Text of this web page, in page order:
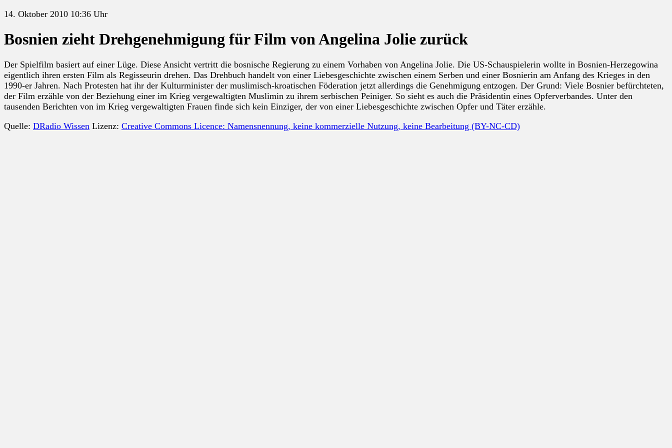
14. Oktober 2010 10:36 Uhr
Bosnien zieht Drehgenehmigung für Film von Angelina Jolie zurück
Der Spielfilm basiert auf einer Lüge. Diese Ansicht vertritt die bosnische Regierung zu einem Vorhaben von Angelina Jolie. Die US-Schauspielerin wollte in Bosnien-Herzegowina
eigentlich ihren ersten Film als Regisseurin drehen. Das Drehbuch handelt von einer Liebesgeschichte zwischen einem Serben und einer Bosnierin am Anfang des Krieges in den
1990-er Jahren. Nach Protesten hat ihr der Kulturminister der muslimisch-kroatischen Föderation jetzt allerdings die Genehmigung entzogen. Der Grund: Viele Bosnier befürchteten,
der Film erzähle von der Beziehung einer im Krieg vergewaltigten Muslimin zu ihrem serbischen Peiniger. So sieht es auch die Präsidentin eines Opferverbandes. Unter den
tausenden Berichten von im Krieg vergewaltigten Frauen finde sich kein Einziger, der von einer Liebesgeschichte zwischen Opfer und Täter erzähle.
Quelle: DRadio Wissen Lizenz: Creative Commons Licence: Namensnennung, keine kommerzielle Nutzung, keine Bearbeitung (BY-NC-CD)